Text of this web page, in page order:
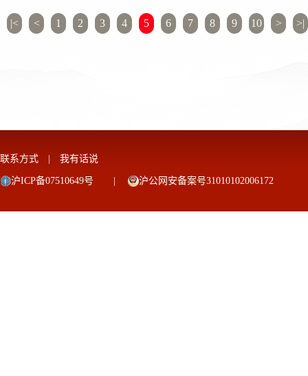
|< < 1 2 3 4 5 6 7 8 9 10 > >|
联系方式 我有话说
沪ICP备07510649号 沪公网安备案号31010102006172